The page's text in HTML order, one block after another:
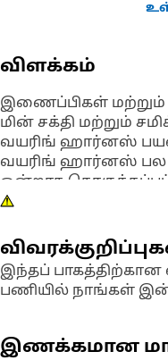
விளக்கம்
இணைப்பிகள் மற்றும்
மின் சக்தி மற்றும்
வயரிங் ஹார்னஸ்
வயரிங் ஹார்னஸ் பல
ஒன்றாக
காண வண்ண-
பண்புகள்:
எதிர்க்கும் வகையில்
இந்தப் பாகத்திற்கான
பணியில் நாங்கள்
இணக்கமான